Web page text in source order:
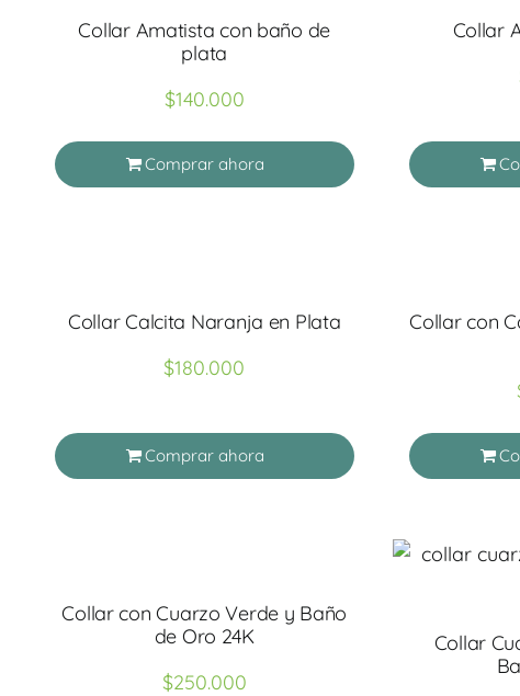
Collar Amatista con baño de
plata
$140.000
Comprar ahora
Collar
Collar Calcita Naranja en Plata
$180.000
Comprar ahora
Collar con
Collar con Cuarzo Verde y Baño
de Oro 24K
$250.000
Collar